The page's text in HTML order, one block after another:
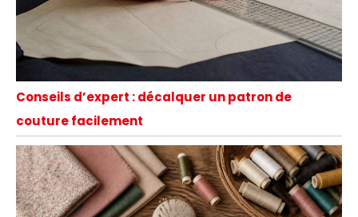
Conseils d’expert : décalquer un patron de
couture facilement